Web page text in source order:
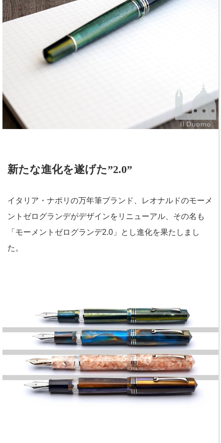
新たな進化を遂げた”2.0”
イタリア・ナポリの万年筆ブランド、レオナルドのモーメ
ントゼログランデがデザインをリニューアル、その名も
「モーメントゼログランデ2.0」とし進化を果たしまし
た。